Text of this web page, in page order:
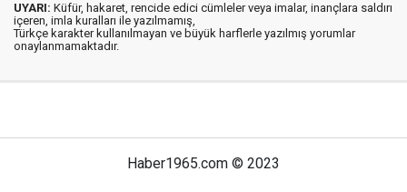
UYARI: Küfür, hakaret, rencide edici cümleler veya imalar, inançlara saldırı
içeren, imla kuralları ile yazılmamış,
Türkçe karakter kullanılmayan ve büyük harflerle yazılmış yorumlar
onaylanmamaktadır.
Haber1965.com © 2023